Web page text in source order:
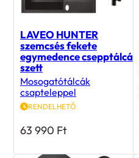
LAVEO HUNTER
szemcsés fekete
egymedence csepptálcás
szett
Mosogatótálcák
csapteleppel
RENDELHETŐ
63 990 Ft